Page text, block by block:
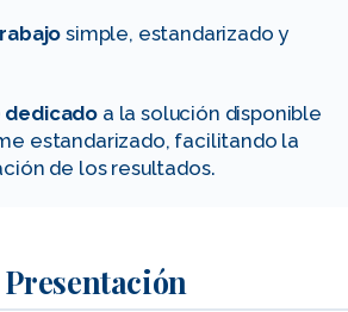
simple, estandarizado y
a la solución disponible
estandarizado, facilitando la
de los resultados.